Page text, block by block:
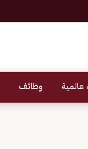
عالمية وظائف